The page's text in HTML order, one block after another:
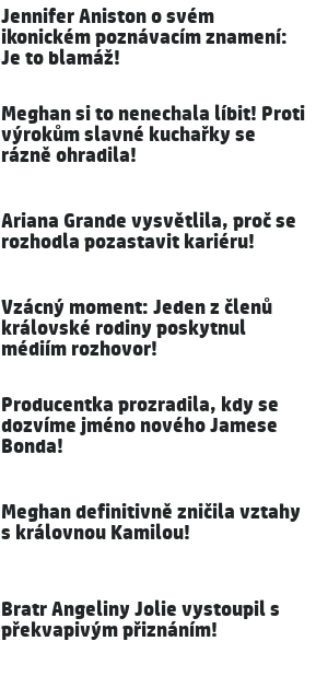
Jennifer Aniston o svém
ikonickém poznávacím znamení:
Je to blamáž!
Meghan si to nenechala líbit! Proti
výrokům slavné kuchařky se
rázně ohradila!
Ariana Grande vysvětlila, proč se
rozhodla pozastavit kariéru!
Vzácný moment: Jeden z členů
královské rodiny poskytnul
médiím rozhovor!
Producentka prozradila, kdy se
dozvíme jméno nového Jamese
Bonda!
Meghan definitivně zničila vztahy
s královnou Kamilou!
Bratr Angeliny Jolie vystoupil s
překvapivým přiznáním!